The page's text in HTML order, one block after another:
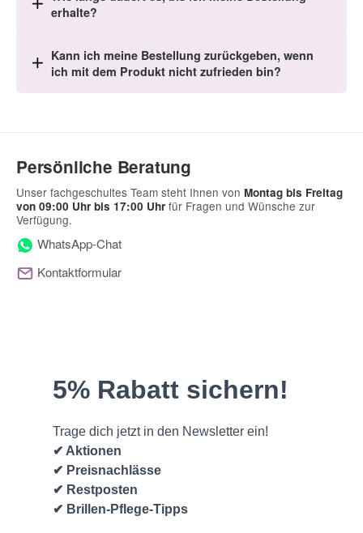
erhalte?
Kann ich meine Bestellung zurückgeben, wenn
ich mit dem Produkt nicht zufrieden bin?
Persönliche Beratung
Unser fachgeschultes Team steht Ihnen von Montag bis Freitag
von 09:00 Uhr bis 17:00 Uhr für Fragen und Wünsche zur
Verfügung.
WhatsApp-Chat
Kontaktformular